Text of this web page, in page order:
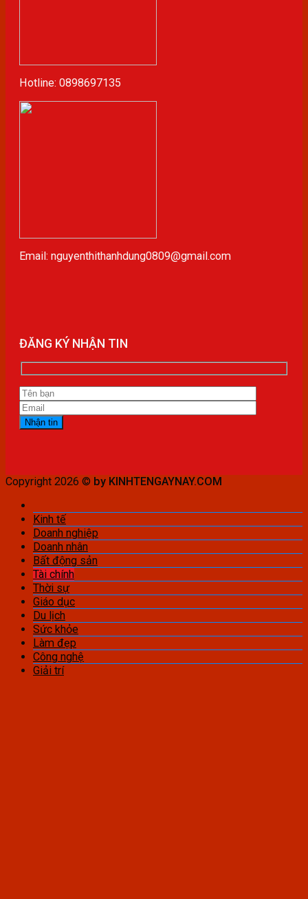
Hotline: 0898697135
Email: nguyenthithanhdung0809@gmail.com
ĐĂNG KÝ NHẬN TIN
Copyright 2026 © by KINHTENGAYNAY.COM
Kinh tế
Doanh nghiệp
Doanh nhân
Bất động sản
Tài chính
Thời sự
Giáo dục
Du lịch
Sức khỏe
Làm đẹp
Công nghệ
Giải trí